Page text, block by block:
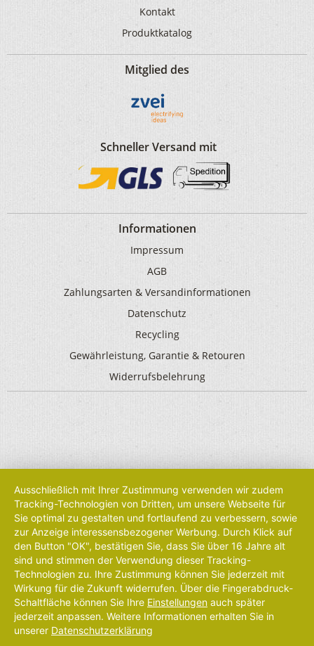
Kontakt
Produktkatalog
Mitglied des
Schneller Versand mit
Informationen
Impressum
AGB
Zahlungsarten & Versandinformationen
Datenschutz
Recycling
Gewährleistung, Garantie & Retouren
Widerrufsbelehrung
Ausschließlich mit Ihrer Zustimmung verwenden wir zudem
Tracking-Technologien von Dritten, um unsere Webseite für
Sie optimal zu gestalten und fortlaufend zu verbessern, sowie
zur Anzeige interessensbezogener Werbung. Durch Klick auf
den Button "OK", bestätigen Sie, dass Sie über 16 Jahre alt
sind und stimmen der Verwendung dieser Tracking-
Technologien zu. Ihre Zustimmung können Sie jederzeit mit
Wirkung für die Zukunft widerrufen. Über die Fingerabdruck-
Schaltfläche können Sie Ihre Einstellungen auch später
jederzeit anpassen. Weitere Informationen erhalten Sie in
unserer Datenschutzerklärung